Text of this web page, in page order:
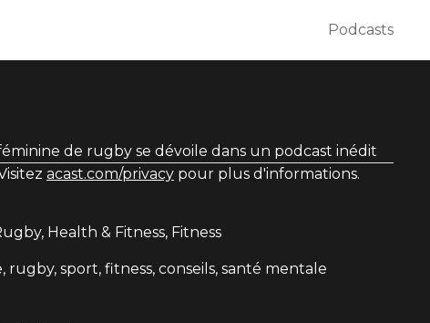
Podcasts
de rugby se dévoile dans un podcast inédit
acast.com/privacy pour plus d'informations.
Health & Fitness, Fitness
rugby, sport, fitness, conseils, santé mentale